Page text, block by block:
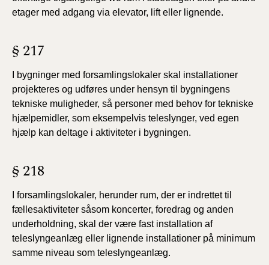
etager med adgang via elevator, lift eller lignende.
§ 217
I bygninger med forsamlingslokaler skal installationer
projekteres og udføres under hensyn til bygningens
tekniske muligheder, så personer med behov for tekniske
hjælpemidler, som eksempelvis teleslynger, ved egen
hjælp kan deltage i aktiviteter i bygningen.
§ 218
I forsamlingslokaler, herunder rum, der er indrettet til
fællesaktiviteter såsom koncerter, foredrag og anden
underholdning, skal der være fast installation af
teleslyngeanlæg eller lignende installationer på minimum
samme niveau som teleslyngeanlæg.